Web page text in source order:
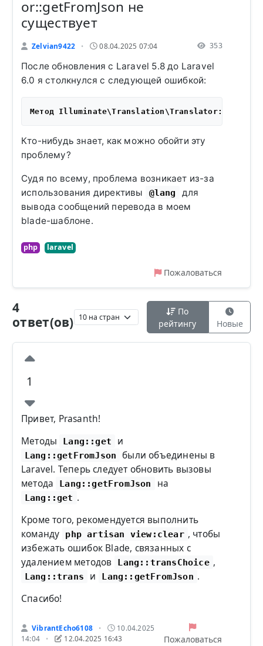
or::getFromJson не
существует
Zelvian9422 • 08.04.2025 07:04 353
После обновления с Laravel 5.8 до Laravel
6.0 я столкнулся с следующей ошибкой:
Кто-нибудь знает, как можно обойти эту
проблему?
Судя по всему, проблема возникает из-за
использования директивы
@lang
для
вывода сообщений перевода в моем
blade-шаблоне.
php laravel
Пожаловаться
4
ответ(ов)
По
рейтингу
Новые
1
Привет, Prasanth!
Методы
Lang::get и
Lang::getFromJson
были объединены в
Laravel. Теперь следует обновить вызовы
метода
Lang::getFromJson на
Lang::get .
Кроме того, рекомендуется выполнить
команду
php artisan view:clear , чтобы
избежать ошибок Blade, связанных с
удалением методов
Lang::transChoice ,
Lang::trans и Lang::getFromJson .
Спасибо!
VibrantEcho6108 •
10.04.2025
14:04
• 12.04.2025 16:43 Пожаловаться